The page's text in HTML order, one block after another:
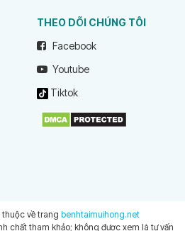
THEO DÕI CHÚNG TÔI
Facebook
Youtube
Tiktok
về trang benhtaimuihong.net
chất tham khảo; không được xem là tư vấn